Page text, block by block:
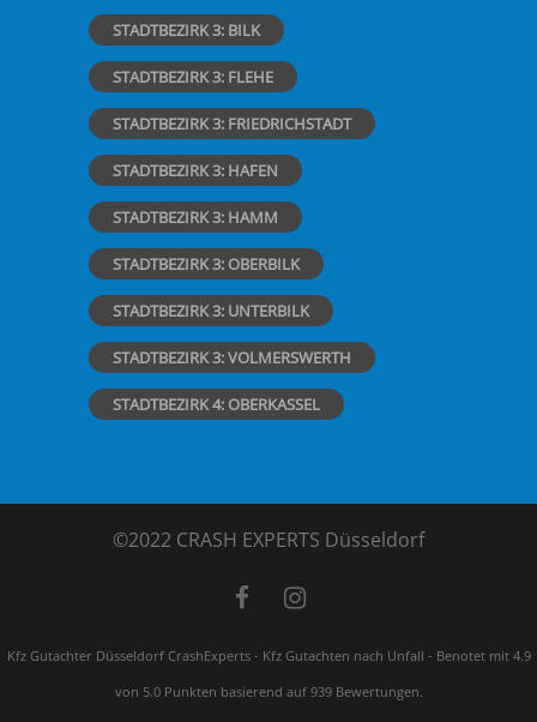
STADTBEZIRK 3: BILK
STADTBEZIRK 3: FLEHE
STADTBEZIRK 3: FRIEDRICHSTADT
STADTBEZIRK 3: HAFEN
STADTBEZIRK 3: HAMM
STADTBEZIRK 3: OBERBILK
STADTBEZIRK 3: UNTERBILK
STADTBEZIRK 3: VOLMERSWERTH
STADTBEZIRK 4: OBERKASSEL
©2022 CRASH EXPERTS Düsseldorf
Kfz Gutachter Düsseldorf CrashExperts - Kfz Gutachten nach Unfall - Benotet mit 4.9
von 5.0 Punkten basierend auf 939Bewertungen.